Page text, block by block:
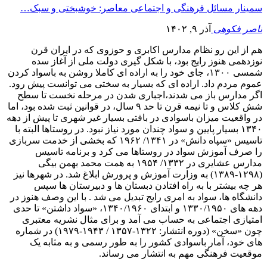
سمینار مسائل فرهنگی و اجتماعی معاصر: خوشبختی و سبک…
ناصر فکوهی آذر ۹, ۱۴۰۲
هم از این رو نظام مدارس اکابری و حوزوی که در ایران قرن
نوزدهمی هنوز رایج بود، با شکل گیری دولت ملی از آغاز سده
شمسی ۱۳۰۰، جای خود را به اراده ای کاملا روشن به باسواد کردن
عموم مردم داد. اراده ای که بسیار به سختی می توانست پیش رود.
اگر مدارس باز می شدند،اجباری شدن در مرحله نخست تا سطح
شش کلاس و تا نیمه قرن تا حد ۹ سال، در قوانین ثبت شده بود، اما
در واقعیت میزان باسوادی در بافتی بسیار غیر شهری تا پیش از دهه
۱۳۴۰ بسیار پایین و سواد چندان مورد نیاز نبود. در روستاها البته با
تاسیس «سپاه دانش» در ۱۳۴۱/ ۱۹۶۲ که بخشی از خدمت سربازی
را صرف آموزش سواد در روستاها می کرد و برنامه تاسیس
مدارس عشایری در ۱۳۳۲/ ۱۹۵۴ به همت محمد بهمن بیگی
(۱۲۹۸-۱۳۸۹) به وزارت آموزش و پرورش ابلاغ شد. در شهرها نیز
هر چه بیشتر با به راه افتادن دبستان ها و دبیرستان ها سپس
دانشگاه ها، سواد به امری رایج تبدیل می شد . با این وصف هنوز در
دهه های ۱۳۳۰/۱۹۵۰ و ابتدای ۱۳۴۰/۱۹۶۰، «سواد داشتن» تا حدی
امتیازی اجتماعی به حساب می آمد و برای مثال نشریه معتبری
چون «سخن» (دوره انتشار: ۱۳۲۲-۱۳۵۷ / ۱۹۴۳-۱۹۷۹) در شماره
های خود، آمار باسوادی کشور را به طور رسمی و به مثابه یک
موقعیت فرهنگی مهم به انتشار می رساند.